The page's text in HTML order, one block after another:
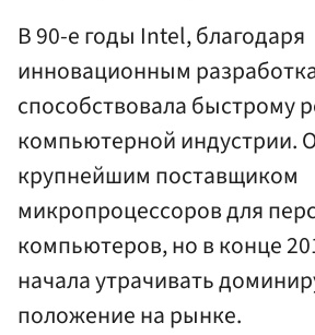
В 90-е годы Intel, благодаря
инновационным
способствовала быстрому
компьютерной индустрии.
крупнейшим поставщиком
микропроцессоров для
компьютеров, но в конце
начала утрачивать
положение на рынке.